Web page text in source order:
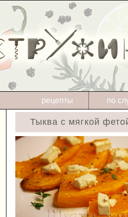
по
рецепты
Тыква с мягкой